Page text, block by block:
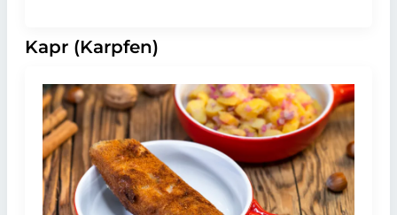
Kapr (Karpfen)